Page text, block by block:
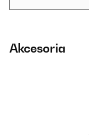
Akcesoria